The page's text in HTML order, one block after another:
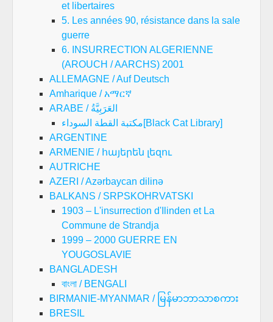
et libertaires
5. Les années 90, résistance dans la sale
guerre
6. INSURRECTION ALGERIENNE
(AROUCH / AARCHS) 2001
ALLEMAGNE / Auf Deutsch
Amharique / አማርኛ
ARABE / العَرَبِيَّةُ
مكتبة القطة السوداء[Black Cat Library]
ARGENTINE
ARMENIE / հայերեն լեզու
AUTRICHE
AZERI / Azərbaycan dilinə
BALKANS / SRPSKOHRVATSKI
1903 – L'insurrection d'Ilinden et La
Commune de Strandja
1999 – 2000 GUERRE EN
YOUGOSLAVIE
BANGLADESH
বাংলা / BENGALI
BIRMANIE-MYANMAR / မြန်မာဘာသာစကား
BRESIL